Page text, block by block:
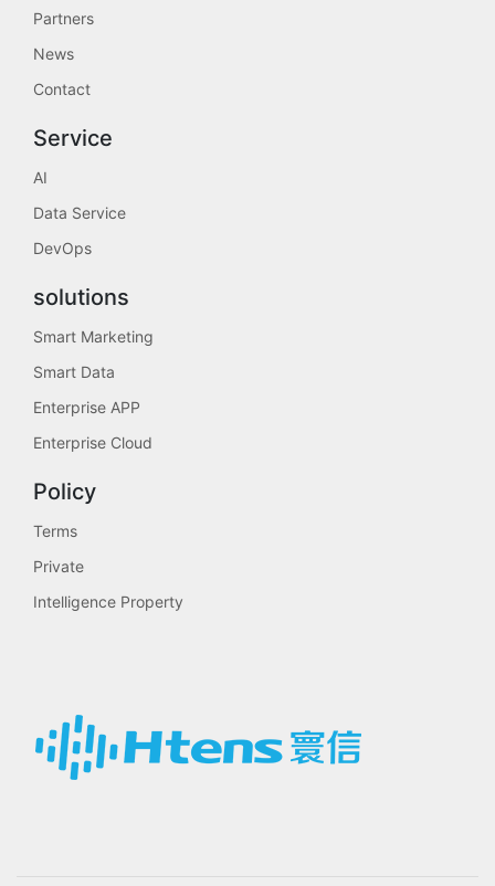
Partners
News
Contact
Service
AI
Data Service
DevOps
solutions
Smart Marketing
Smart Data
Enterprise APP
Enterprise Cloud
Policy
Terms
Private
Intelligence Property